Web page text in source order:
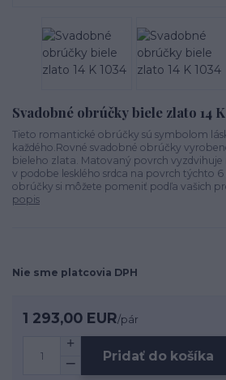
Svadobné obrúčky biele zlato 14
Tieto romantické obrúčky sú symbolom
každého.Rovné svadobné obrúčky
bieleho zlata. Matovaný povrch
v podobe lesklého srdca na povrch týchto
obrúčky si môžete pomeniť podľa vašich
popis
Nie sme platcovia DPH
1 293,00 EUR/pár
Pridať do košíka